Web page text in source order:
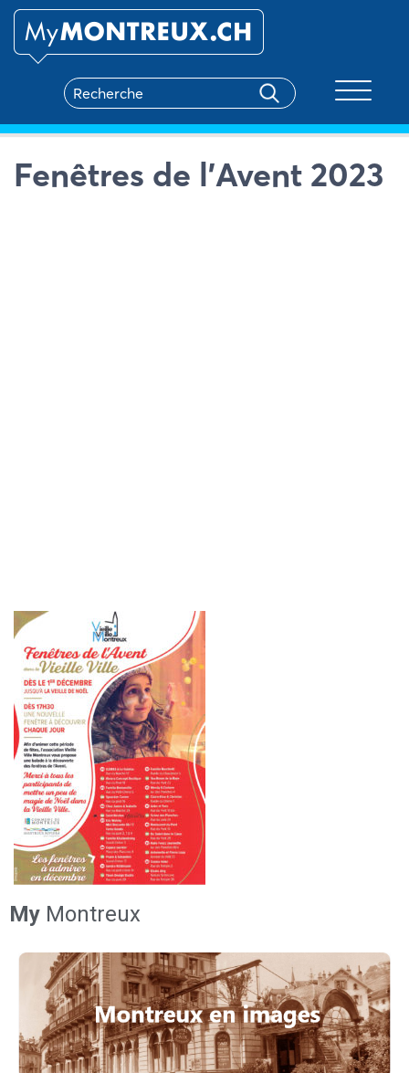
Fenêtres de l’Avent 2023
My Montreux